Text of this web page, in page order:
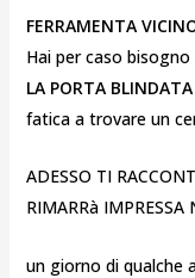
FERRAMENTA
Hai per caso bisogno
LA PORTA
fatica a trovare un
ADESSO TI
RIMARRà
un giorno di qualche